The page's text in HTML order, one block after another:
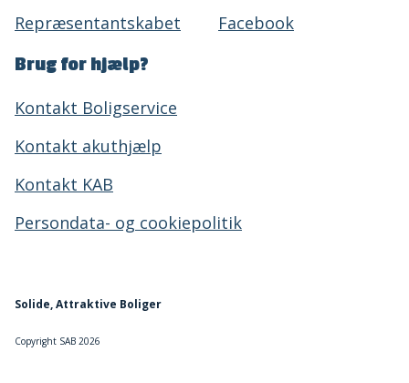
Repræsentantskabet
Facebook
Brug for hjælp?
Kontakt Boligservice
Kontakt akuthjælp
Kontakt KAB
Persondata- og cookiepolitik
Solide, Attraktive Boliger
Copyright SAB 2026